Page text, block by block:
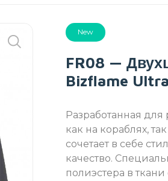
New
FR08 —
Bizflame Ultra
Разработанная
как на кораблях,
сочетает в себе
качество.
полиэстера в